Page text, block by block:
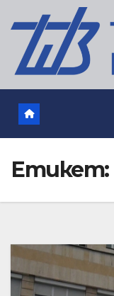
Етикет: